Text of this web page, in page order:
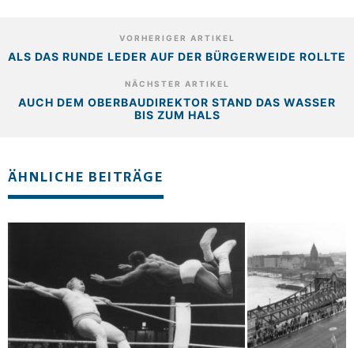
VORHERIGER ARTIKEL
ALS DAS RUNDE LEDER AUF DER BÜRGERWEIDE ROLLTE
NÄCHSTER ARTIKEL
AUCH DEM OBERBAUDIREKTOR STAND DAS WASSER
BIS ZUM HALS
ÄHNLICHE BEITRÄGE